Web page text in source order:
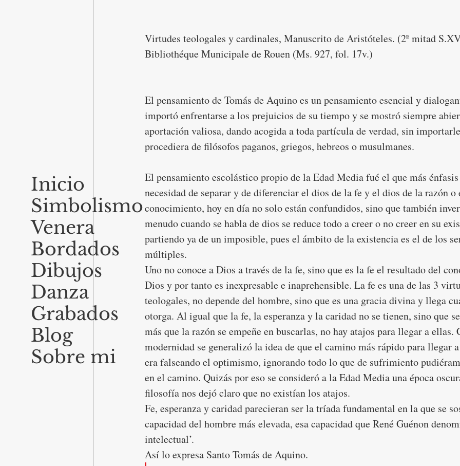
Inicio
Simbolismo
Venera
Bordados
Dibujos
Danza
Grabados
Blog
Sobre mi
Virtudes teologales y cardinales, Manuscrito de Aristóteles. (2ª mitad
Bibliothéque Municipale de Rouen (Ms. 927, fol. 17v.)
El pensamiento de Tomás de Aquino es un pensamiento esencial y
importó enfrentarse a los prejuicios de su tiempo y se mostró siempre
aportación valiosa, dando acogida a toda partícula de verdad, sin
procediera de filósofos paganos, griegos, hebreos o musulmanes.
El pensamiento escolástico propio de la Edad Media fué el que más
necesidad de separar y de diferenciar el dios de la fe y el dios de la razón
conocimiento, hoy en día no solo están confundidos, sino que también
menudo cuando se habla de dios se reduce todo a creer o no creer en su
partiendo ya de un imposible, pues el ámbito de la existencia es el de los
múltiples.
Uno no conoce a Dios a través de la fe, sino que es la fe el resultado del
Dios y por tanto es inexpresable e inaprehensible. La fe es una de las 3
teologales, no depende del hombre, sino que es una gracia divina y llega
otorga. Al igual que la fe, la esperanza y la caridad no se tienen, sino que
más que la razón se empeñe en buscarlas, no hay atajos para llegar a ellas.
modernidad se generalizó la idea de que el camino más rápido para llegar
era falseando el optimismo, ignorando todo lo que de sufrimiento
en el camino. Quizás por eso se consideró a la Edad Media una época
filosofía nos dejó claro que no existían los atajos.
Fe, esperanza y caridad parecieran ser la tríada fundamental en la que se
capacidad del hombre más elevada, esa capacidad que René Guénon
intelectual’.
Así lo expresa Santo Tomás de Aquino.